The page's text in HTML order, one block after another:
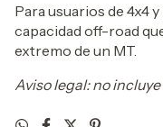
Para usuarios de 4x4
capacidad off-road
extremo de un MT.
Aviso legal: no